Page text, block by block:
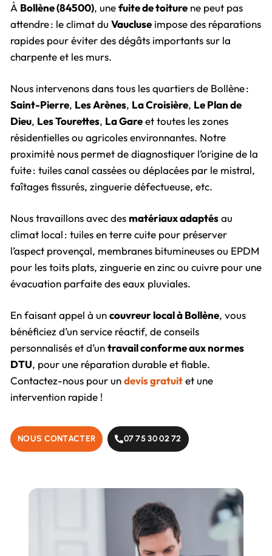
À Bollène (84500), unefuite de toiture ne peut pas
attendre : le climat du Vaucluse impose des réparations
rapides pour éviter des dégâts importants sur la
charpente et les murs.
Nous intervenons dans tous les quartiers de Bollène :
Saint-Pierre, Les Arènes, La Croisière, Le Plan de
Dieu, Les Tourettes, La Gareet toutes les zones
résidentielles ou agricoles environnantes. Notre
proximité nous permet de diagnostiquer l’origine de la
fuite : tuiles canal cassées ou déplacées par le mistral,
faîtages fissurés, zinguerie défectueuse, etc.
Nous travaillons avec des matériaux adaptésau
climat local : tuiles en terre cuite pour préserver
l’aspect provençal, membranes bitumineuses ou EPDM
pour les toits plats, zinguerie en zinc ou cuivre pour une
évacuation parfaite des eaux pluviales.
En faisant appel à uncouvreur local à Bollène, vous
bénéficiez d’un service réactif, de conseils
personnalisés et d’untravail conforme aux normes
DTU, pour une réparation durable et fiable.
Contactez-nous pour undevis gratuitet une
intervention rapide !
NOUS CONTACTER 07 75 30 02 72